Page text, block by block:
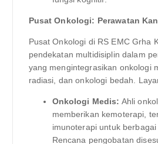
Pusat Onkologi: Perawatan
Pusat Onkologi di RS EMC Grha
pendekatan multidisiplin dalam
yang mengintegrasikan onkologi
radiasi, dan onkologi bedah.
Onkologi Medis: Ahli
memberikan kemoterapi,
imunoterapi untuk
Rencana pengobatan